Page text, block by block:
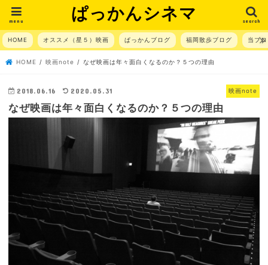
ぱっかんシネマ search
menu
HOME オススメ（星５）映画 ぱっかんブログ 福岡散歩ブログ 当ブ
HOME 映画note なぜ映画は年々面白くなるのか？５つの理由
映画note
2018.06.16 2020.05.31
なぜ映画は年々面白くなるのか？５つの理由